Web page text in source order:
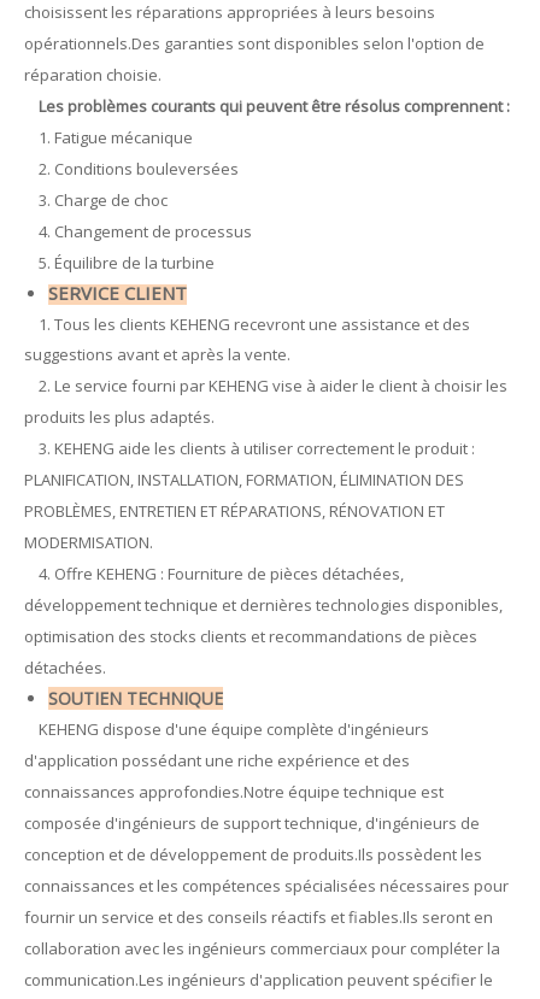
choisissent les réparations appropriées à leurs besoins
opérationnels.Des garanties sont disponibles selon l'option de
réparation choisie.
Les problèmes courants qui peuvent être résolus comprennent :
1. Fatigue mécanique
2. Conditions bouleversées
3. Charge de choc
4. Changement de processus
5. Équilibre de la turbine
SERVICE CLIENT
1. Tous les clients KEHENG recevront une assistance et des
suggestions avant et après la vente.
2. Le service fourni par KEHENG vise à aider le client à choisir les
produits les plus adaptés.
3. KEHENG aide les clients à utiliser correctement le produit :
PLANIFICATION, INSTALLATION, FORMATION, ÉLIMINATION DES
PROBLÈMES, ENTRETIEN ET RÉPARATIONS, RÉNOVATION ET
MODERMISATION.
4. Offre KEHENG : Fourniture de pièces détachées,
développement technique et dernières technologies disponibles,
optimisation des stocks clients et recommandations de pièces
détachées.
SOUTIEN TECHNIQUE
KEHENG dispose d'une équipe complète d'ingénieurs
d'application possédant une riche expérience et des
connaissances approfondies.Notre équipe technique est
composée d'ingénieurs de support technique, d'ingénieurs de
conception et de développement de produits.Ils possèdent les
connaissances et les compétences spécialisées nécessaires pour
fournir un service et des conseils réactifs et fiables.Ils seront en
collaboration avec les ingénieurs commerciaux pour compléter la
communication.Les ingénieurs d'application peuvent spécifier le